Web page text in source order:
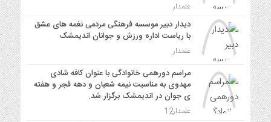
علمدار
دیدار دبیر موسسه فرهنگی مردمی نغمه های عشق
با ریاست اداره ورزش و جوانان اندیمشک
علمدار
مراسم دورهمی خانوادگی با عنوان کافه شادی
مهدوی به مناسبت نیمه شعبان و دهه فجر و هفته
ی جوان در اندیمشک برگزار شد.
علمدار12